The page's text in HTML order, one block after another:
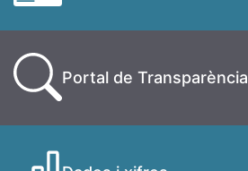
Portal de Transparència